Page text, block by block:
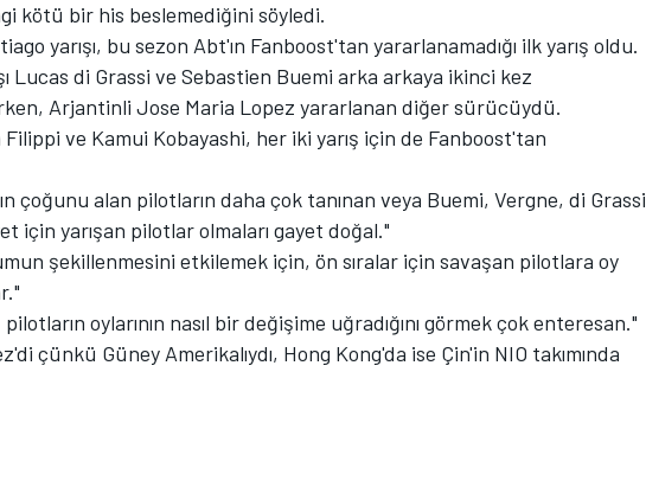
kötü bir his beslemediğini söyledi.
yarışı, bu sezon Abt'ın Fanboost'tan yararlanamadığı ilk yarış oldu.
Lucas di Grassi ve Sebastien Buemi arka arkaya ikinci kez
Arjantinli Jose Maria Lopez yararlanan diğer sürücüydü.
ve Kamui Kobayashi, her iki yarış için de Fanboost'tan
çoğunu alan pilotların daha çok tanınan veya Buemi, Vergne, di Grassi
için yarışan pilotlar olmaları gayet doğal."
şekillenmesini etkilemek için, ön sıralar için savaşan pilotlara oy
oylarının nasıl bir değişime uğradığını görmek çok enteresan."
çünkü Güney Amerikalıydı, Hong Kong'da ise Çin'in NIO takımında